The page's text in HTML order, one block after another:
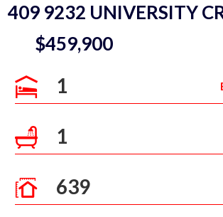
409 9232 UNIVERSITY
$459,900
1
1
639